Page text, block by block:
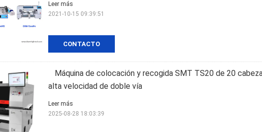
CONTACTO
Leer más
2021-10-15 09:39:51
Máquina de colocación y recogida SMT TS20 de 20
alta velocidad de doble vía
Leer más
2025-08-28 18:03:39